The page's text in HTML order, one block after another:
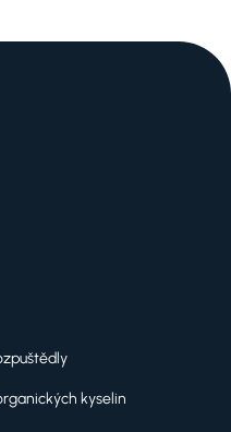
kyselin